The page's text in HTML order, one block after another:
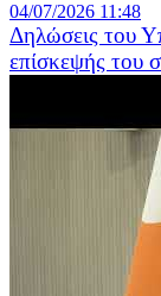
04/07/2026 11:48
Δηλώσεις του
επίσκεψής του